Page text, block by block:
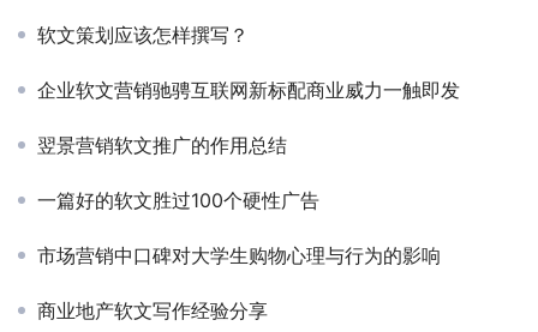
软文策划应该怎样撰写？
企业软文营销驰骋互联网新标配商业威力一触即发
翌景营销软文推广的作用总结
一篇好的软文胜过100个硬性广告
市场营销中口碑对大学生购物心理与行为的影响
商业地产软文写作经验分享